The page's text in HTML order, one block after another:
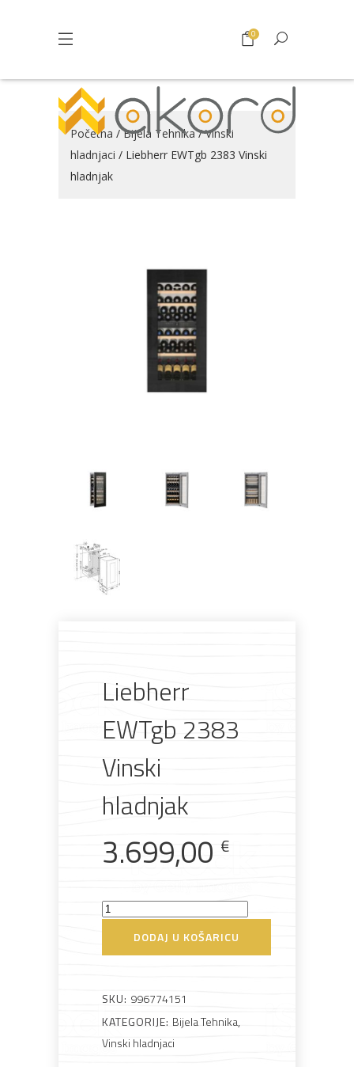
u ponudi
lakovi materijali
Elektromaterijal
0
Početna /Bijela Tehnika/Vinski
hladnjaci / Liebherr EWTgb 2383 Vinski
hladnjak
Liebherr
EWTgb 2383
Vinski
hladnjak
3.699,00 €
Liebherr
hladnjak
količina
DODAJ U KOŠARICU
SKU: 996774151
KATEGORIJE: Bijela Tehnika,
Vinski hladnjaci